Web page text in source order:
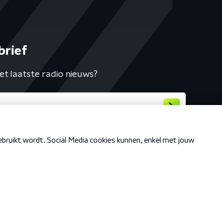
laatste radio nieuws?